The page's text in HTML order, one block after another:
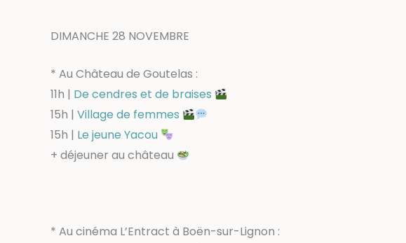
DIMANCHE 28 NOVEMBRE
* Au Château de Goutelas :
11h | De cendres et de braises
15h | Village de femmes
15h | Le jeune Yacou
+ déjeuner au château
* Au cinéma L’Entract à Boën-sur-Lignon :